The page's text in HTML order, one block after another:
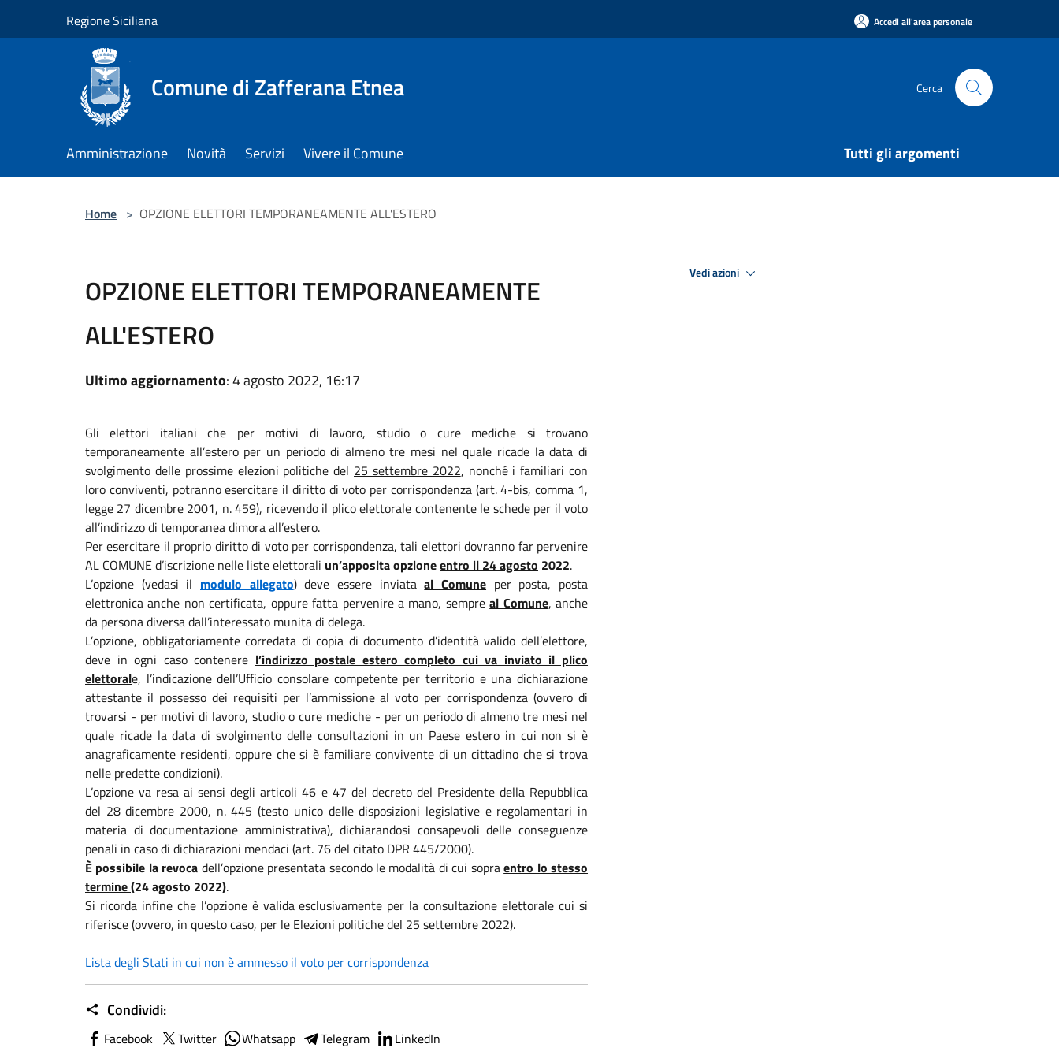
Regione Siciliana Accedi all'area personale
Comune di Zafferana Etnea Cerca
Amministrazione Novità Servizi Vivere il Comune Tutti gli argomenti
Home > OPZIONE ELETTORI TEMPORANEAMENTE ALL'ESTERO
OPZIONE ELETTORI TEMPORANEAMENTE
ALL'ESTERO
Ultimo aggiornamento: 4 agosto 2022, 16:17
Gli elettori italiani che per motivi di lavoro, studio o cure mediche si trovano
temporaneamente all’estero per un periodo di almeno tre mesi nel quale ricade la data di
svolgimento delle prossime elezioni politiche del 25 settembre 2022, nonché i familiari con
loro conviventi, potranno esercitare il diritto di voto per corrispondenza (art. 4-bis, comma 1,
legge 27 dicembre 2001, n. 459), ricevendo il plico elettorale contenente le schede per il voto
all’indirizzo di temporanea dimora all’estero.
Per esercitare il proprio diritto di voto per corrispondenza, tali elettori dovranno far pervenire
AL COMUNE d’iscrizione nelle liste elettorali un’apposita opzioneentro il 24 agosto 2022.
L’opzione (vedasi il modulo allegato) deve essere inviataal Comune per posta, posta
elettronica anche non certificata, oppure fatta pervenire a mano, sempreal Comune, anche
da persona diversa dall’interessato munita di delega.
L’opzione, obbligatoriamente corredata di copia di documento d’identità valido dell’elettore,
deve in ogni caso contenere l’indirizzo postale estero completo cui va inviato il plico
elettorale, l’indicazione dell’Ufficio consolare competente per territorio e una dichiarazione
attestante il possesso dei requisiti per l’ammissione al voto per corrispondenza (ovvero di
trovarsi - per motivi di lavoro, studio o cure mediche - per un periodo di almeno tre mesi nel
quale ricade la data di svolgimento delle consultazioni in un Paese estero in cui non si è
anagraficamente residenti, oppure che si è familiare convivente di un cittadino che si trova
nelle predette condizioni).
L’opzione va resa ai sensi degli articoli 46 e 47 del decreto del Presidente della Repubblica
del 28 dicembre 2000, n. 445 (testo unico delle disposizioni legislative e regolamentari in
materia di documentazione amministrativa), dichiarandosi consapevoli delle conseguenze
penali in caso di dichiarazioni mendaci (art. 76 del citato DPR 445/2000).
È possibile la revoca dell’opzione presentata secondo le modalità di cui sopraentro lo stesso
termine (24 agosto 2022).
Si ricorda infine che l’opzione è valida esclusivamente per la consultazione elettorale cui si
riferisce (ovvero, in questo caso, per le Elezioni politiche del 25 settembre 2022).
Lista degli Stati in cui non è ammesso il voto per corrispondenza
Condividi:
Facebook Twitter Whatsapp Telegram LinkedIn
Vedi azioni